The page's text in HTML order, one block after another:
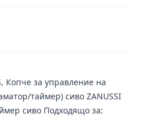
Копче за управление на
таймер) сиво ZANUSSI
сиво Подходящо за: